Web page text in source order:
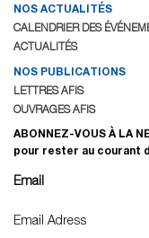
NOS ACTUALITÉS
CALENDRIER DES
ACTUALITÉS
NOS PUBLICATIONS
LETTRES AFIS
OUVRAGES AFIS
ABONNEZ-VOUS À LA
pour rester au courant
Email